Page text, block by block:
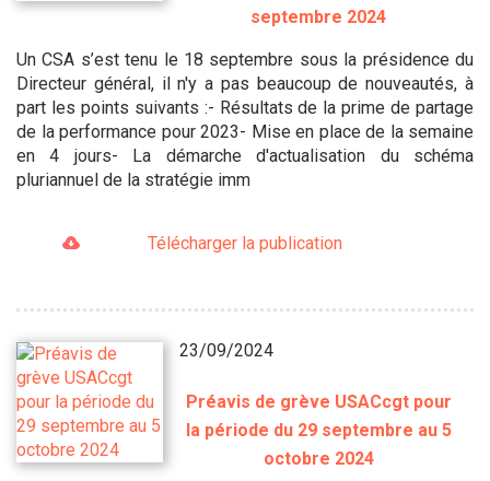
septembre 2024
Un CSA s’est tenu le 18 septembre sous la présidence du
Directeur général, il n'y a pas beaucoup de nouveautés, à
part les points suivants :- Résultats de la prime de partage
de la performance pour 2023- Mise en place de la semaine
en 4 jours- La démarche d'actualisation du schéma
pluriannuel de la stratégie imm
Télécharger la publication
23/09/2024
Préavis de grève USACcgt pour
la période du 29 septembre au 5
octobre 2024